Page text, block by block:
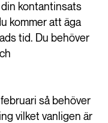
kontantinsats
kommer att äga
tid. Du behöver
så behöver
vilket vanligen är